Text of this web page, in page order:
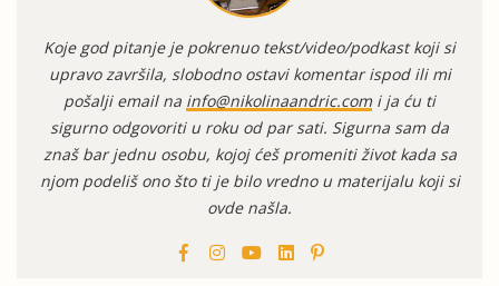
Koje god pitanje je pokrenuo tekst/video/podkast koji si
upravo završila, slobodno ostavi komentar ispod ili mi
pošalji email na info@nikolinaandric.comi ja ću ti
sigurno odgovoriti u roku od par sati. Sigurna sam da
znaš bar jednu osobu, kojoj ćeš promeniti život kada sa
njom podeliš ono što ti je bilo vredno u materijalu koji si
ovde našla.